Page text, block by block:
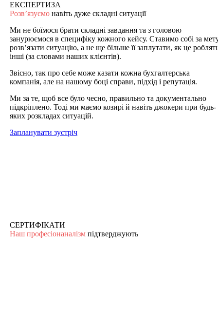
ЕКСПЕРТИЗА
Розв’язуємо навіть дуже складні ситуації
Ми не боїмося брати складні завдання та з головою
занурюємося в специфіку кожного кейсу. Ставимо собі за
розв’язати ситуацію, а не ще більше її заплутати, як це
інші (за словами наших клієнтів).
Звісно, так про себе може казати кожна бухгалтерська
компанія, але на нашому боці справи, підхід і репутація.
Ми за те, щоб все було чесно, правильно та документально
підкріплено. Тоді ми маємо козирі й навіть джокери при будь-
яких розкладах ситуацій.
Запланувати зустріч
СЕРТИФІКАТИ
Наш професіонаналізм підтверджують